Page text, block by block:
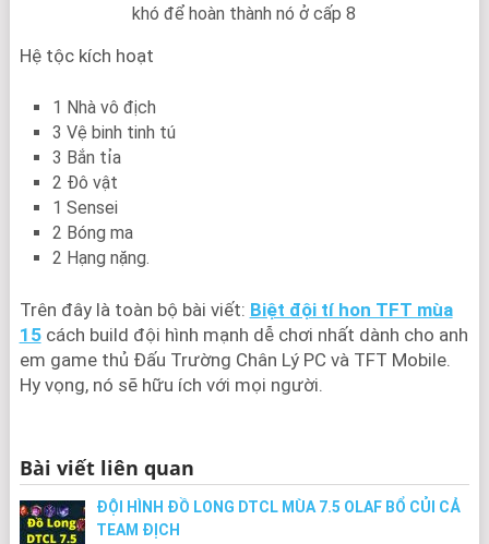
khó để hoàn thành nó ở cấp 8
Hệ tộc kích hoạt
1 Nhà vô địch
3 Vệ binh tinh tú
3 Bắn tỉa
2 Đô vật
1 Sensei
2 Bóng ma
2 Hạng nặng.
Trên đây là toàn bộ bài viết: Biệt đội tí hon TFT mùa
15cách build đội hình mạnh dễ chơi nhất dành cho anh
em game thủ Đấu Trường Chân Lý PC và TFT Mobile.
Hy vọng, nó sẽ hữu ích với mọi người.
Bài viết liên quan
ĐỘI HÌNH ĐỒ LONG DTCL MÙA 7.5 OLAF BỔ CỦI CẢ
TEAM ĐỊCH